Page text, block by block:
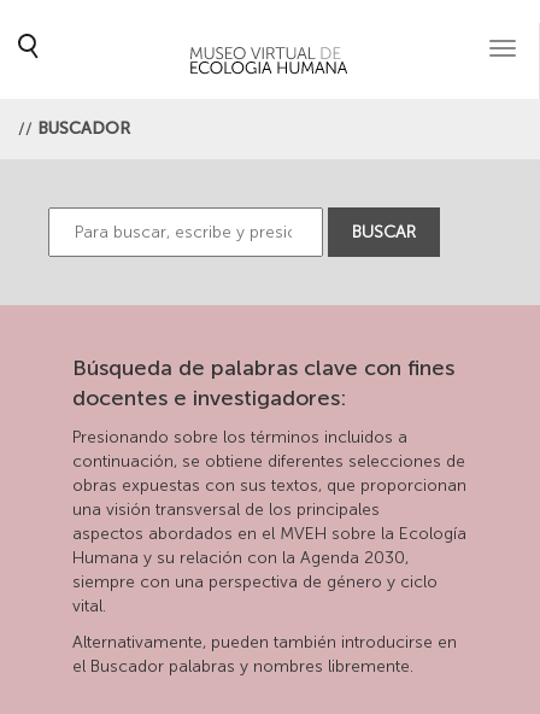
// BUSCADOR
BUSCAR
Búsqueda de palabras clave con fines
docentes e investigadores:
Presionando sobre los términos incluidos a
continuación, se obtiene diferentes selecciones de
obras expuestas con sus textos, que proporcionan
una visión transversal de los principales
aspectos abordados en el MVEH sobre la Ecología
Humana y su relación con la Agenda 2030,
siempre con una perspectiva de género y ciclo
vital.
Alternativamente, pueden también introducirse en
el Buscador palabras y nombres libremente.